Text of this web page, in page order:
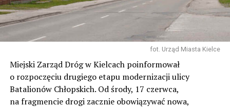
fot. Urząd Miasta Kielce
Miejski Zarząd Dróg w Kielcach poinformował
o rozpoczęciu drugiego etapu modernizacji ulicy
Batalionów Chłopskich. Od środy, 17 czerwca,
na fragmencie drogi zacznie obowiązywać nowa,